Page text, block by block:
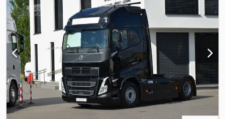
Pachetul de Eficiență a Consumului. Poate reduce costurile cu
combustibilul cu până la 10%. În plus, I-Save permite deplasări
lungi la o viteză mai mică a motorului și pe o treaptă de viteză mai
mare, ceea ce face ca deplasarea să fie mai lină și mai silențioasă.
De asemenea, se poate anticipa o reacție mai rapidă a cuplului de
la sistemul de propulsie.) STANDARD EURO 6 ANUL DE FABRICAȚIE
2022 VOPSEA ORIGINALĂ DOCUMENTAȚIE COMPLETĂ IMPORTAT
DIN GERMANIA AUTOTURISM FĂRĂ ACCIDENTE, CU KM ORIGINAL
ÎN STARE TEHNICĂ ȘI OPTICĂ PERFECTĂ Echipamente: -Cabină
XL -Climă staționară -Două rezervoare de combustibil -Lumini de
zi LED -Pilot automat activ ACC -Sistem de menținere a distanței -